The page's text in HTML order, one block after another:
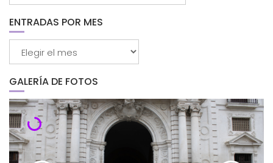
ENTRADAS POR MES
GALERÍA DE FOTOS